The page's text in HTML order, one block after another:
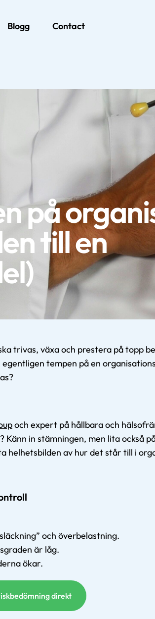
Blogg Contact
på
till en
trivas, växa och prestera på topp
tempen på en
och expert på hållbara och
in stämningen, men lita också
helhetsbilden av hur det står till i
och överbelastning.
är låg.
ökar.
direkt